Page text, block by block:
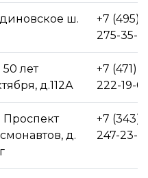
ш.
+7 (495)
275-35-
50 лет
д.112А
+7 (471)
222-19-
Проспект
д.
+7 (343)
247-23-